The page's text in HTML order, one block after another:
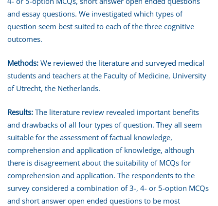
and essay questions. We investigated which types of
question seem best suited to each of the three cognitive
outcomes.
Methods: We reviewed the literature and surveyed medical
students and teachers at the Faculty of Medicine, University
of Utrecht, the Netherlands.
Results: The literature review revealed important benefits
and drawbacks of all four types of question. They all seem
suitable for the assessment of factual knowledge,
comprehension and application of knowledge, although
there is disagreement about the suitability of MCQs for
comprehension and application. The respondents to the
survey considered a combination of 3-, 4- or 5-option MCQs
and short answer open ended questions to be most